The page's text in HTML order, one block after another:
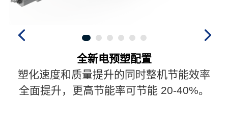
全新电预塑配置
塑化速度和质量提升的同时整机节能效率
全面提升，更高节能率可节能 20-40%。